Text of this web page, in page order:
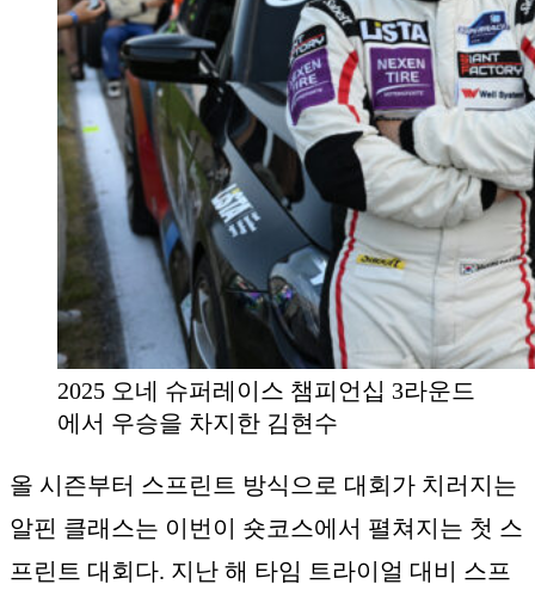
2025 오네 슈퍼레이스 챔피언십 3라운드
에서 우승을 차지한 김현수
올 시즌부터 스프린트 방식으로 대회가 치러지는
알핀 클래스는 이번이 숏코스에서 펼쳐지는 첫 스
프린트 대회다. 지난 해 타임 트라이얼 대비 스프